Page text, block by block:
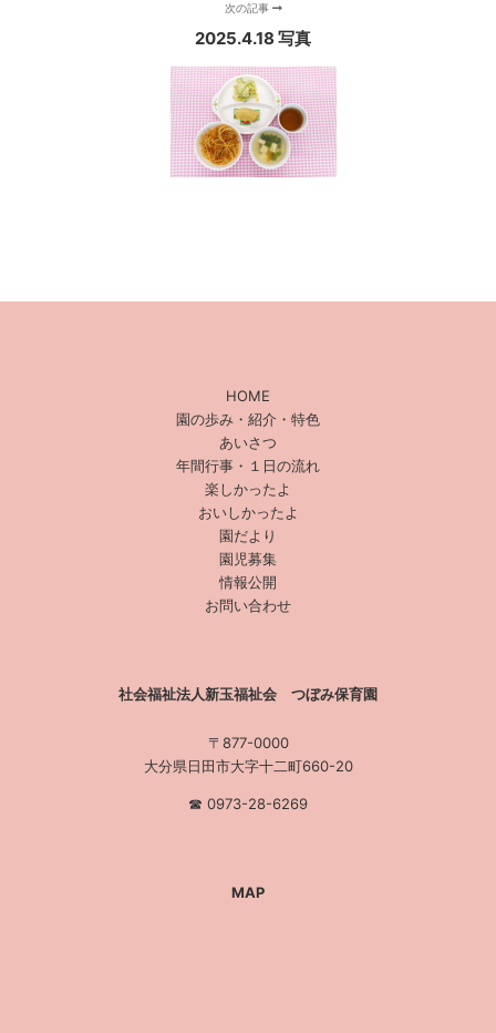
次の記事
2025.4.18 写真
HOME
園の歩み・紹介・特色
あいさつ
年間行事・１日の流れ
楽しかったよ
おいしかったよ
園だより
園児募集
情報公開
お問い合わせ
社会福祉法人新玉福祉会 つぼみ保育園
〒877-0000
大分県日田市大字十二町660-20
☎︎ 0973-28-6269
MAP